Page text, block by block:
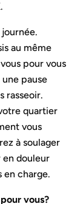
au même
pour vous
pause
rasseoir.
quartier
vous
à soulager
en douleur
en charge.
vous?